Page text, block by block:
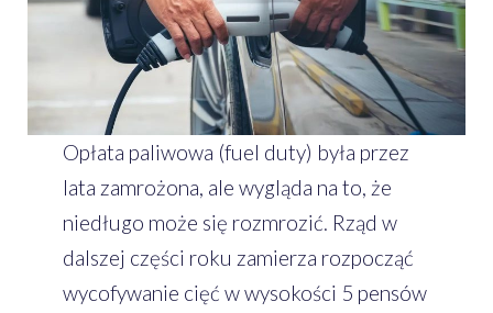
Opłata paliwowa (fuel duty) była przez
lata zamrożona, ale wygląda na to, że
niedługo może się rozmrozić. Rząd w
dalszej części roku zamierza rozpocząć
wycofywanie cięć w wysokości 5 pensów